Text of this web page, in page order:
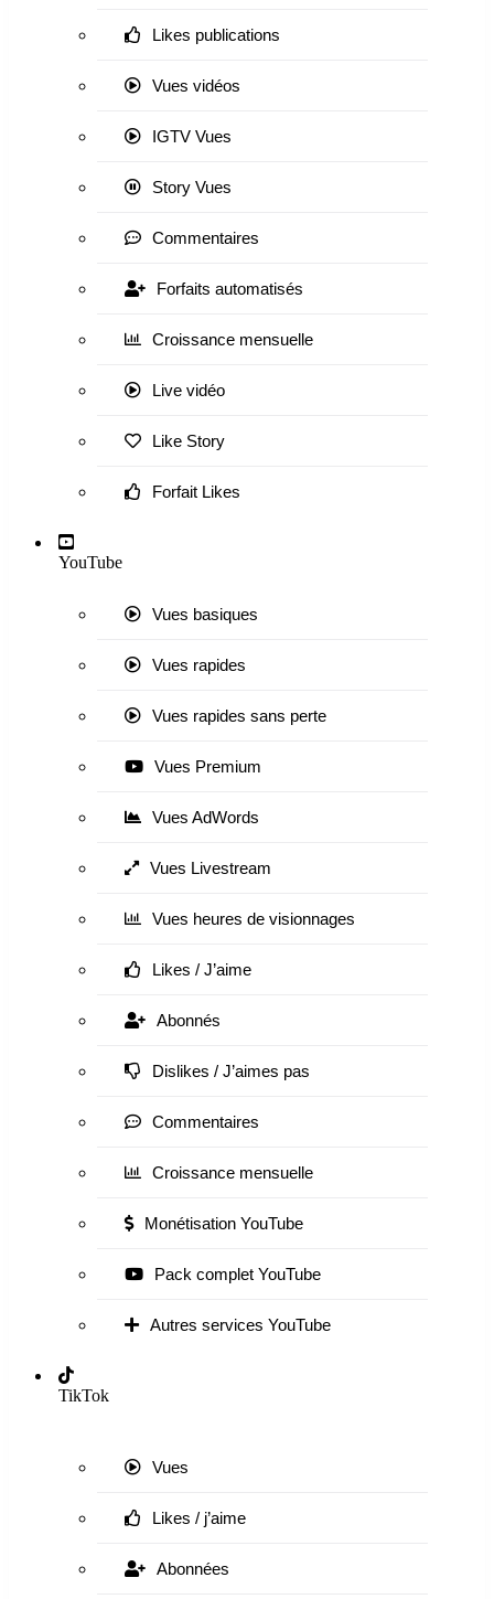
Likes publications
Vues vidéos
IGTV Vues
Story Vues
Commentaires
Forfaits automatisés
Croissance mensuelle
Live vidéo
Like Story
Forfait Likes
YouTube
Vues basiques
Vues rapides
Vues rapides sans perte
Vues Premium
Vues AdWords
Vues Livestream
Vues heures de visionnages
Likes / J’aime
Abonnés
Dislikes / J’aimes pas
Commentaires
Croissance mensuelle
Monétisation YouTube
Pack complet YouTube
Autres services YouTube
TikTok
Vues
Likes / j’aime
Abonnées